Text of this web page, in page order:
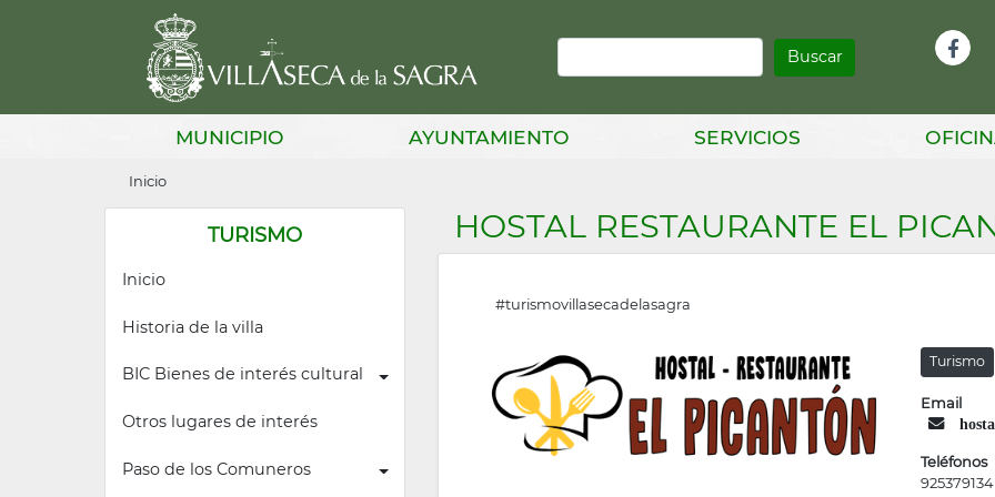
Buscar
MUNICIPIO AYUNTAMIENTO SERVICIOS
Sobrescribir
enlaces
ayuda
a
la
Inicio
TURISMO
Inicio
Historia de la villa
BIC Bienes de interés cultural
Otros lugares de interés
Paso de los Comuneros
HOSTAL RESTAURANTE EL
#turismovillasecadelasagra
Turismo
Email
Teléfonos
925379134